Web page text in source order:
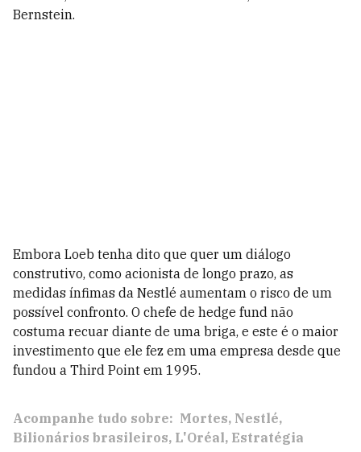
Bernstein.
Embora Loeb tenha dito que quer um diálogo
construtivo, como acionista de longo prazo, as
medidas ínfimas da Nestlé aumentam o risco de um
possível confronto. O chefe de hedge fund não
costuma recuar diante de uma briga, e este é o maior
investimento que ele fez em uma empresa desde que
fundou a Third Point em 1995.
Acompanhe tudo sobre: Mortes Nestlé
Bilionários brasileiros L'Oréal Estratégia